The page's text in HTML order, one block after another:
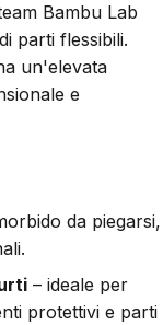
Bambu Lab
parti flessibili.
un'elevata
e
da piegarsi,
– ideale per
protettivi e parti